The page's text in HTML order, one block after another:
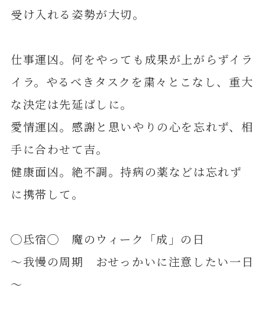
受け入れる姿勢が大切。
仕事運凶。何をやっても成果が上がらずイラ
イラ。やるべきタスクを粛々とこなし、重大
な決定は先延ばしに。
愛情運凶。感謝と思いやりの心を忘れず、相
手に合わせて吉。
健康面凶。絶不調。持病の薬などは忘れず
に携帯して。
◯氐宿◯ 魔のウィーク「成」の日
～我慢の周期 おせっかいに注意したい一日
～